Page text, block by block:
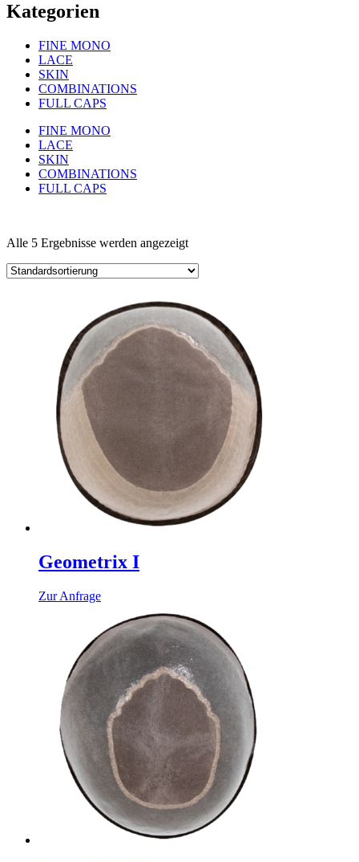
Kategorien
FINE MONO
LACE
SKIN
COMBINATIONS
FULL CAPS
FINE MONO
LACE
SKIN
COMBINATIONS
FULL CAPS
Alle 5 Ergebnisse werden angezeigt
Geometrix I
Zur Anfrage